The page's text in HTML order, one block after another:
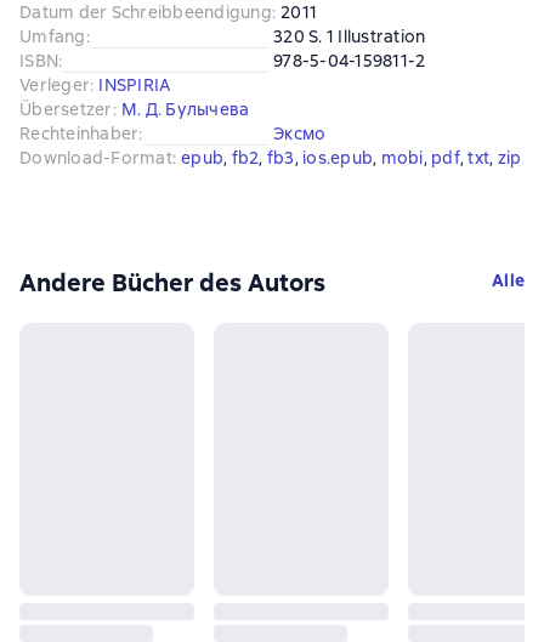
Datum der Schreibbeendigung: 2011
Umfang:
320 S. 1 Illustration
ISBN:
978-5-04-159811-2
Verleger: INSPIRIA
Übersetzer: М. Д. Булычева
Rechteinhaber:
Эксмо
Download-Format: epub, fb2, fb3, ios.epub, mobi, pdf, txt, zip
Andere Bücher des Autors Alle